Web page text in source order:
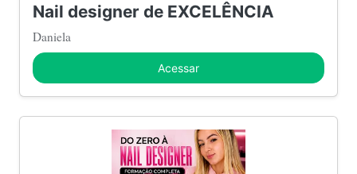
Nail designer de EXCELÊNCIA
Daniela
Acessar